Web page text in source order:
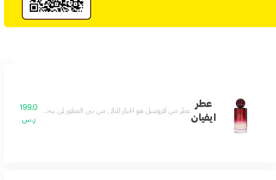
مع عطر المميز بروائحة الفواحة لتوقظ رؤىً مشبعةً بالألوان الزاهية 100 مل
عطر
ايفيان
عطر من لاروشيل هو الخيار المثالي من بين العطور لمن يبحث عن مزيج فريد
199.0
ر.س